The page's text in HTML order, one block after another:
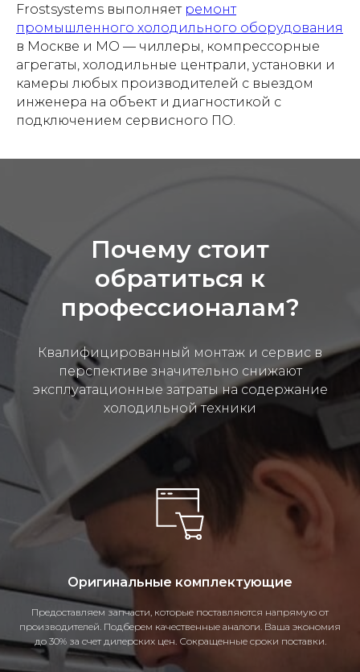
Frostsystems выполняет ремонт
промышленного холодильного оборудования
в Москве и МО — чиллеры, компрессорные
агрегаты, холодильные централи, установки и
камеры любых производителей с выездом
инженера на объект и диагностикой с
подключением сервисного ПО.
Почему стоит
обратиться к
профессионалам?
Квалифицированный монтаж и сервис в
перспективе значительно снижают
эксплуатационные затраты на содержание
холодильной техники
Оригинальные комплектующие
Предоставляем запчасти, которые поставляются напрямую от
производителей. Подберем качественные аналоги. Ваша экономия
до 30% за счет дилерских цен. Сокращенные сроки поставки.